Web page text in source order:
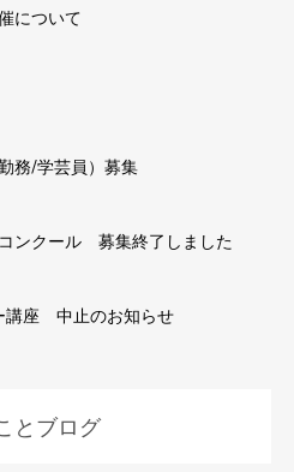
について
務/学芸員）募集
ンクール 募集終了しました
講座 中止のお知らせ
とブログ